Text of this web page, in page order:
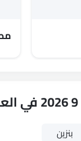
بنزين